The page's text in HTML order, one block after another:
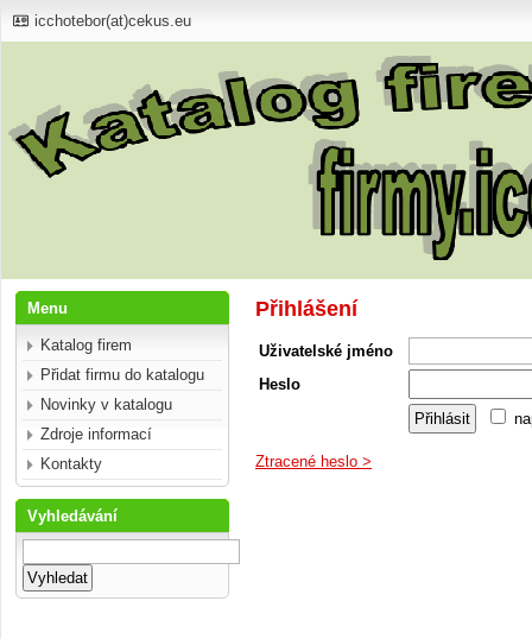
icchotebor(at)cekus.eu
Menu
Katalog firem
Přidat firmu do katalogu
Novinky v katalogu
Zdroje informací
Kontakty
Vyhledávání
Přihlášení
Uživatelské jméno
Heslo
Ztracené heslo >